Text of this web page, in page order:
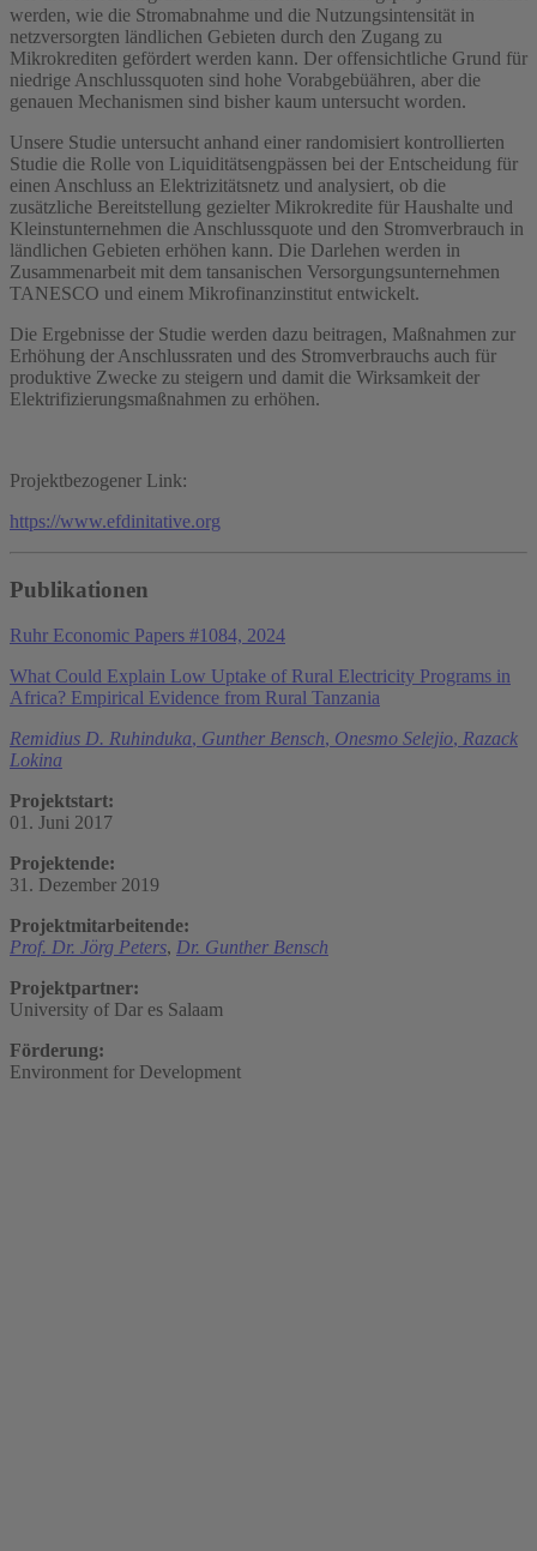
werden, wie die Stromabnahme und die Nutzungsintensität in
netzversorgten ländlichen Gebieten durch den Zugang zu
Mikrokrediten gefördert werden kann. Der offensichtliche Grund für
niedrige Anschlussquoten sind hohe Vorabgebüähren, aber die
genauen Mechanismen sind bisher kaum untersucht worden.
Unsere Studie untersucht anhand einer randomisiert kontrollierten
Studie die Rolle von Liquiditätsengpässen bei der Entscheidung für
einen Anschluss an Elektrizitätsnetz und analysiert, ob die
zusätzliche Bereitstellung gezielter Mikrokredite für Haushalte und
Kleinstunternehmen die Anschlussquote und den Stromverbrauch in
ländlichen Gebieten erhöhen kann. Die Darlehen werden in
Zusammenarbeit mit dem tansanischen Versorgungsunternehmen
TANESCO und einem Mikrofinanzinstitut entwickelt.
Die Ergebnisse der Studie werden dazu beitragen, Maßnahmen zur
Erhöhung der Anschlussraten und des Stromverbrauchs auch für
produktive Zwecke zu steigern und damit die Wirksamkeit der
Elektrifizierungsmaßnahmen zu erhöhen.
Projektbezogener Link:
https://www.efdinitative.org
Publikationen
Ruhr Economic Papers #1084, 2024
What Could Explain Low Uptake of Rural Electricity Programs in
Africa? Empirical Evidence from Rural Tanzania
Remidius D. Ruhinduka, Gunther Bensch, Onesmo Selejio, Razack
Lokina
Projektstart:
01. Juni 2017
Projektende:
31. Dezember 2019
Projektmitarbeitende:
Prof. Dr. Jörg Peters, Dr. Gunther Bensch
Projektpartner:
University of Dar es Salaam
Förderung:
Environment for Development